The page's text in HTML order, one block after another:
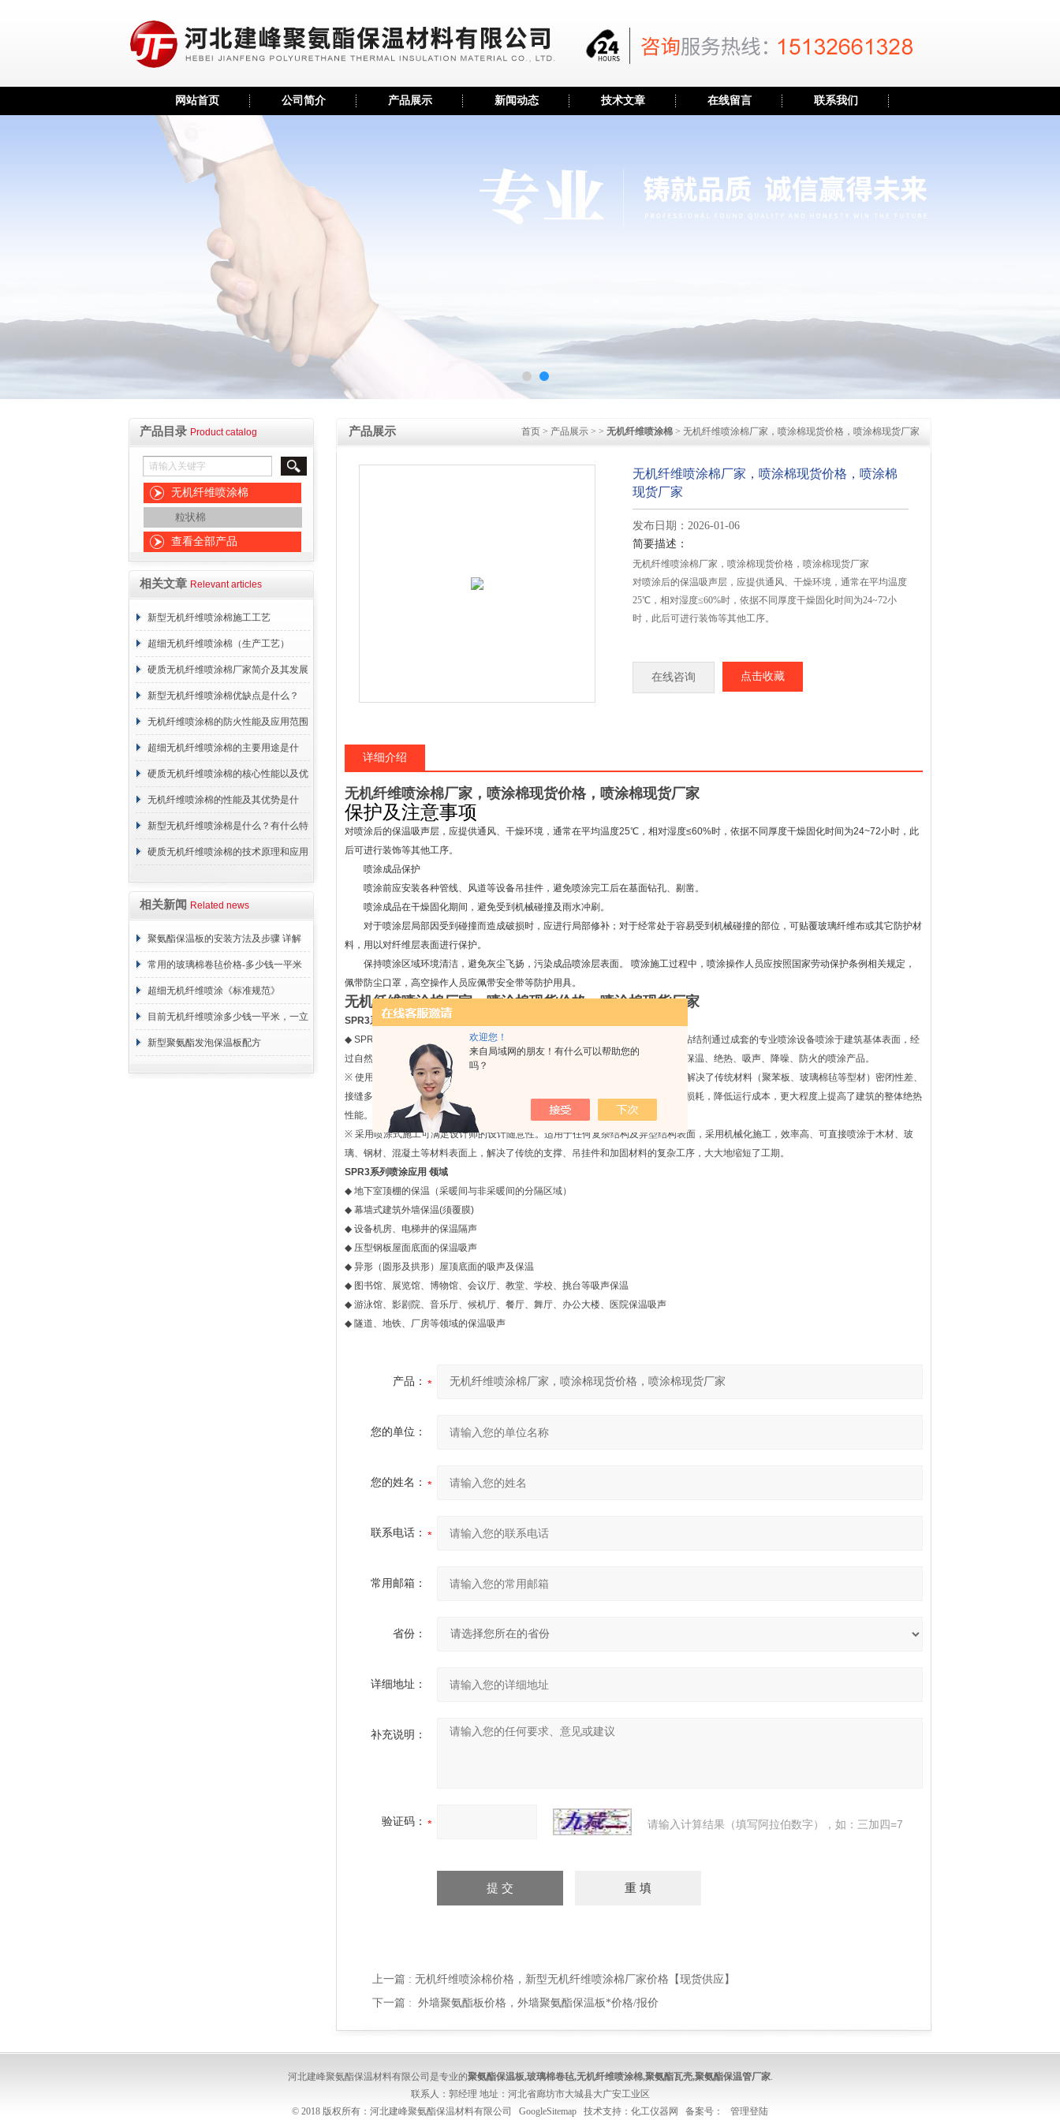
欢迎您！
来自局域网的朋友！有什么可以帮助您的
吗？
网站首页 公司简介 产品展示 新闻动态 技术文章 在线留言 联系我们
产品目录 Product catalog
无机纤维喷涂棉
粒状棉
查看全部产品
相关文章 Relevant articles
新型无机纤维喷涂棉施工工艺
超细无机纤维喷涂棉（生产工艺）
硬质无机纤维喷涂棉厂家简介及其发展
概述
新型无机纤维喷涂棉优缺点是什么？
无机纤维喷涂棉的防火性能及应用范围
超细无机纤维喷涂棉的主要用途是什
么？
硬质无机纤维喷涂棉的核心性能以及优
点介绍
无机纤维喷涂棉的性能及其优势是什
么？
新型无机纤维喷涂棉是什么？有什么特
点？
硬质无机纤维喷涂棉的技术原理和应用
相关新闻 Related news
聚氨酯保温板的安装方法及步骤 详解
常用的玻璃棉卷毡价格-多少钱一平米
超细无机纤维喷涂《标准规范》
目前无机纤维喷涂多少钱一平米，一立
方 价格计算
新型聚氨酯发泡保温板配方
产品展示 首页 > 产品展示 > > 无机纤维喷涂棉 > 无机纤维喷涂棉厂家，喷涂棉现货价格，喷涂棉现货厂家
无机纤维喷涂棉厂家，喷涂棉现货价格，喷涂棉
现货厂家
发布日期：2026-01-06
简要描述：
无机纤维喷涂棉厂家，喷涂棉现货价格，喷涂棉现货厂家
对喷涂后的保温吸声层，应提供通风、干燥环境，通常在平均温度
25℃，相对湿度≤60%时，依据不同厚度干燥固化时间为24~72小
时，此后可进行装饰等其他工序。
在线咨询 点击收藏
详细介绍
无机纤维喷涂棉厂家，喷涂棉现货价格，喷涂棉现货厂家
保护及注意事项
对喷涂后的保温吸声层，应提供通风、干燥环境，通常在平均温度25℃ ，相对湿度≤60%时，依据不同厚度干燥固化时间为24~72小时，此
后可进行装饰等其他工序。
喷涂成品保护
喷涂前应安装各种管线、风道等设备吊挂件，避免喷涂完工后在基面钻孔、剔凿。
喷涂成品在干燥固化期间，避免受到机械碰撞及雨水冲刷。
对于喷涂层局部因受到碰撞而造成破损时，应进行局部修补；对于经常处于容易受到机械碰撞的部位，可贴覆玻璃纤维布或其它防护材
料，用以对纤维层表面进行保护。
保持喷涂区域环境清洁，避免灰尘飞扬，污染成品喷涂层表面。
喷涂施工过程中，喷涂操作人员应按照国家劳动保护条例相关规定，
佩带防尘口罩，高空操作人员应佩带安全带等防护用具。
无机纤维喷涂棉厂家，喷涂棉现货价格，喷涂棉现货厂家
SPR3系列喷涂 综述
◆ SPR3 系列超细无机纤维喷涂系列产品是由超细无机纤维棉和
水基特种环保粘结剂通过成套的专业喷涂设备喷涂于建筑基体表面，经
过自然干燥后，形成密闭、无接缝、整体稳定、有弹性的涂层。是一种新型环保的保温、绝热、吸声、降噪、防火的喷涂产品。
※ 使用喷涂技术后，在建筑表面形成类似地毯质地的密闭保温和吸声层，从根本上解决了传统材料（聚苯板、玻璃棉毡等型材）密闭性差、
接缝多、安装工序复杂、易老化、变形等问题，纤维喷涂产品能够更好地解决能源损耗，降低运行成本，更大程度上提高了建筑的整体绝热
性能。
※ 采用喷涂式施工可满足设计师的设计随意性。适用于任何复杂结构及异型结构表面，采用机械化施工，效率高、可直接喷涂于木材、玻
璃、钢材、混凝土等材料表面上，解决了传统的支撑、吊挂件和加固材料的复杂工序，大大地缩短了工期。
SPR3系列喷涂应用 领域
◆ 地下室顶棚的保温（采暖间与非采暖间的分隔区域）
◆ 幕墙式建筑外墙保温(须覆膜)
◆ 设备机房、电梯井的保温隔声
◆ 压型钢板屋面底面的保温吸声
◆ 异形（圆形及拱形）屋顶底面的吸声及保温
◆ 图书馆、展览馆、博物馆、会议厅、教堂、学校、挑台等吸声保温
◆ 游泳馆、影剧院、音乐厅、候机厅、餐厅、舞厅、办公大楼、医院保温吸声
◆ 隧道、地铁、厂房等领域的保温吸声
产品：
您的单位：
您的姓名：
联系电话：
常用邮箱：
省份：
详细地址：
补充说明：
验证码： 请输入计算结果（填写阿拉伯数字），如：三加四=7
上一篇 : 无机纤维喷涂棉价格，新型无机纤维喷涂棉厂家价格【现货供应】
下一篇 : 外墙聚氨酯板价格，外墙聚氨酯保温板*价格/报价
河北建峰聚氨酯保温材料有限公司是专业的聚氨酯保温板,玻璃棉卷毡,无机纤维喷涂棉,聚氨酯瓦壳,聚氨酯保温管厂家.
联系人：郭经理 地址：河北省廊坊市大城县大广安工业区
© 2018 版权所有：河北建峰聚氨酯保温材料有限公司 GoogleSitemap 技术支持： 化工仪器网 备案号： 管理登陆